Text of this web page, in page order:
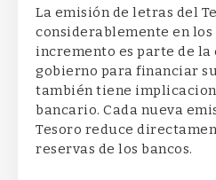
La emisión de letras del
considerablemente en los
incremento es parte de
gobierno para financiar
también tiene
bancario. Cada nueva
Tesoro reduce
reservas de los bancos.